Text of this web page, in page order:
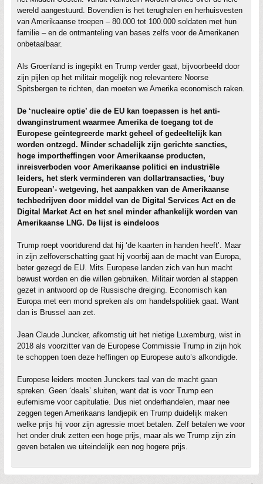
wereld aangestuurd. Bovendien is het terughalen en herhuisvesten
van Amerikaanse troepen – 80.000 tot 100.000 soldaten met hun
familie – en de ontmanteling van bases zelfs voor de Amerikanen
onbetaalbaar.
Als Groenland is ingepikt en Trump verder gaat, bijvoorbeeld door
zijn pijlen op het militair mogelijk nog relevantere Noorse
Spitsbergen te richten, dan moeten we Amerika economisch raken.
De ‘nucleaire optie’ die de EU kan toepassen is het anti-
dwanginstrument waarmee Amerika de toegang tot de
Europese geïntegreerde markt geheel of gedeeltelijk kan
worden ontzegd. Minder schadelijk zijn gerichte sancties,
hoge importheffingen voor Amerikaanse producten,
inreisverboden voor Amerikaanse politici en industriële
leiders, het sterk verminderen van dollartransacties, ‘buy
European’- wetgeving, het aanpakken van de Amerikaanse
techbedrijven door middel van de Digital Services Act en de
Digital Market Act en het snel minder afhankelijk worden van
Amerikaanse LNG. De lijst is eindeloos
Trump roept voortdurend dat hij ‘de kaarten in handen heeft’. Maar
in zijn zelfoverschatting gaat hij voorbij aan de macht van Europa,
beter gezegd de EU. Mits Europese landen zich van hun macht
bewust worden en die willen gebruiken. Militair worden al stappen
gezet in antwoord op de Russische dreiging. Economisch kan
Europa met een mond spreken als om handelspolitiek gaat. Want
dan is Brussel aan zet.
Jean Claude Juncker, afkomstig uit het nietige Luxemburg, wist in
2018 als voorzitter van de Europese Commissie Trump in zijn hok
te schoppen toen deze heffingen op Europese auto’s afkondigde.
Europese leiders moeten Junckers taal van de macht gaan
spreken. Geen ‘deals’ sluiten, want dat is voor Trump een
eufemisme voor capitulatie. Dus niet onderhandelen, maar nee
zeggen tegen Amerikaans landjepik en Trump duidelijk maken
welke prijs hij voor zijn agressie moet betalen. Zelf betalen we voor
het onder druk zetten een hoge prijs, maar als we Trump zijn zin
geven betalen we uiteindelijk een nog hogere prijs.